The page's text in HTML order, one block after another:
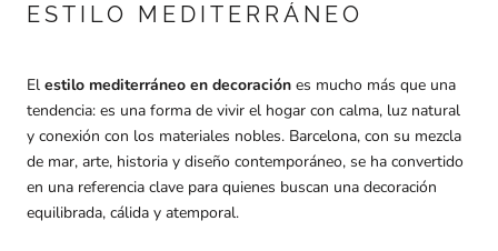
ESTILO MEDITERRÁNEO
El estilo mediterráneo en decoración es mucho más que una
tendencia: es una forma de vivir el hogar con calma, luz natural
y conexión con los materiales nobles. Barcelona, con su mezcla
de mar, arte, historia y diseño contemporáneo, se ha convertido
en una referencia clave para quienes buscan una decoración
equilibrada, cálida y atemporal.